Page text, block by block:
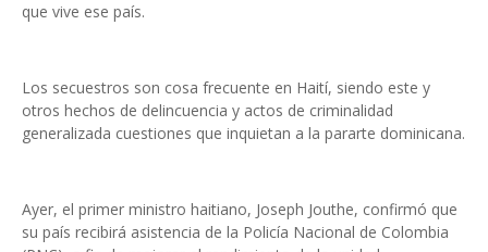
que vive ese país.
Los secuestros son cosa frecuente en Haití, siendo este y
otros hechos de de­lincuencia y actos de crimi­nalidad
generalizada cues­tiones que inquietan a la pararte dominicana.
Ayer, el primer ministro haitiano, Joseph Jouthe, confirmó que
su país reci­birá asistencia de la Poli­cía Nacional de Colombia